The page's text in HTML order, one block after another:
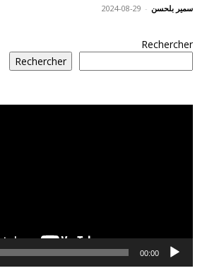
سمير بلحسن -
2024-08-29
Rechercher
Rechercher
00:00